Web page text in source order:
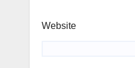
Website